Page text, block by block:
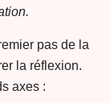
pas de la
la réflexion.
axes :